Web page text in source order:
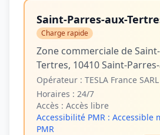
Saint-Parres-aux-
Charge rapide
Zone commerciale de
Tertres, 10410 Saint-
Opérateur : TESLA France SARL
Horaires : 24/7
Accès : Accès libre
Accessibilité PMR : Accessible
PMR